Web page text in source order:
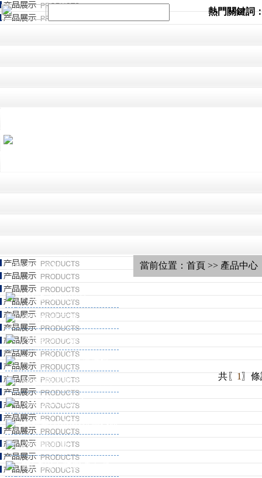
熱門關鍵詞
迪新產品分類
內窺鏡清洗中心
內窺鏡儲存柜
內窺鏡清洗槽
醫(yī)用超聲波清洗機
醫(yī)用高壓水槍機配件
嬰幼兒洗浴中心
各類醫(yī)用不銹鋼器材
內鏡轉運車
醫(yī)用不銹鋼洗手池
當前位置：首頁 >> 產品中心
共〖1〗